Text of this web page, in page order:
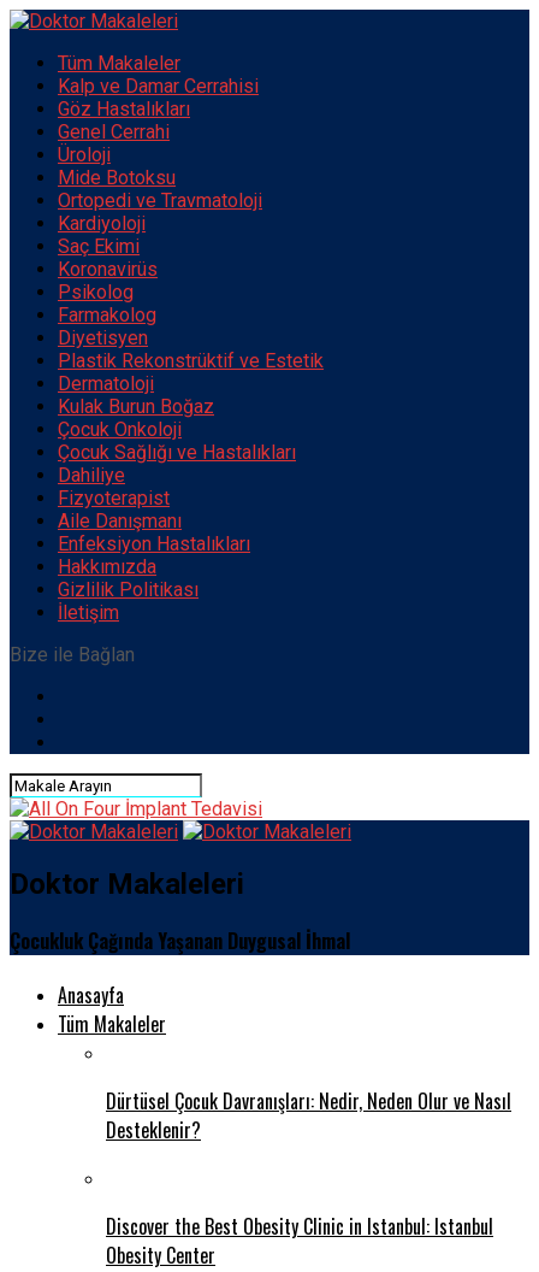
Tüm Makaleler
Kalp ve Damar Cerrahisi
Göz Hastalıkları
Genel Cerrahi
Üroloji
Mide Botoksu
Ortopedi ve Travmatoloji
Kardiyoloji
Saç Ekimi
Koronavirüs
Psikolog
Farmakolog
Diyetisyen
Plastik Rekonstrüktif ve Estetik
Dermatoloji
Kulak Burun Boğaz
Çocuk Onkoloji
Çocuk Sağlığı ve Hastalıkları
Dahiliye
Fizyoterapist
Aile Danışmanı
Enfeksiyon Hastalıkları
Hakkımızda
Gizlilik Politikası
İletişim
Bize ile Bağlan
Doktor Makaleleri
Çocukluk Çağında Yaşanan Duygusal İhmal
Anasayfa
Tüm Makaleler
Dürtüsel Çocuk Davranışları: Nedir, Neden Olur ve Nasıl
Desteklenir?
Discover the Best Obesity Clinic in Istanbul: Istanbul
Obesity Center